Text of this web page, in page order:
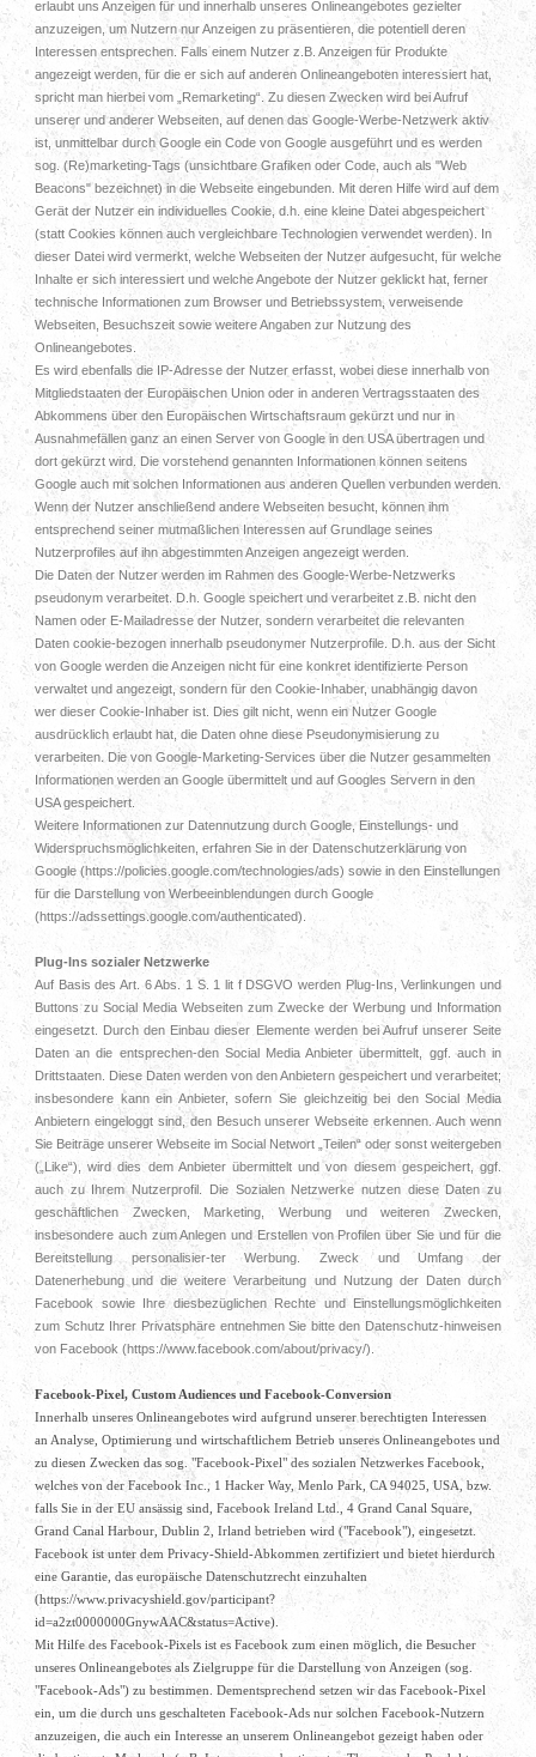
erlaubt uns Anzeigen für und innerhalb unseres Onlineangebotes gezielter
anzuzeigen, um Nutzern nur Anzeigen zu präsentieren, die potentiell deren
Interessen entsprechen. Falls einem Nutzer z.B. Anzeigen für Produkte
angezeigt werden, für die er sich auf anderen Onlineangeboten interessiert hat,
spricht man hierbei vom „Remarketing“. Zu diesen Zwecken wird bei Aufruf
unserer und anderer Webseiten, auf denen das Google-Werbe-Netzwerk aktiv
ist, unmittelbar durch Google ein Code von Google ausgeführt und es werden
sog. (Re)marketing-Tags (unsichtbare Grafiken oder Code, auch als "Web
Beacons" bezeichnet) in die Webseite eingebunden. Mit deren Hilfe wird auf dem
Gerät der Nutzer ein individuelles Cookie, d.h. eine kleine Datei abgespeichert
(statt Cookies können auch vergleichbare Technologien verwendet werden). In
dieser Datei wird vermerkt, welche Webseiten der Nutzer aufgesucht, für welche
Inhalte er sich interessiert und welche Angebote der Nutzer geklickt hat, ferner
technische Informationen zum Browser und Betriebssystem, verweisende
Webseiten, Besuchszeit sowie weitere Angaben zur Nutzung des
Onlineangebotes.
Es wird ebenfalls die IP-Adresse der Nutzer erfasst, wobei diese innerhalb von
Mitgliedstaaten der Europäischen Union oder in anderen Vertragsstaaten des
Abkommens über den Europäischen Wirtschaftsraum gekürzt und nur in
Ausnahmefällen ganz an einen Server von Google in den USA übertragen und
dort gekürzt wird. Die vorstehend genannten Informationen können seitens
Google auch mit solchen Informationen aus anderen Quellen verbunden werden.
Wenn der Nutzer anschließend andere Webseiten besucht, können ihm
entsprechend seiner mutmaßlichen Interessen auf Grundlage seines
Nutzerprofiles auf ihn abgestimmten Anzeigen angezeigt werden.
Die Daten der Nutzer werden im Rahmen des Google-Werbe-Netzwerks
pseudonym verarbeitet. D.h. Google speichert und verarbeitet z.B. nicht den
Namen oder E-Mailadresse der Nutzer, sondern verarbeitet die relevanten
Daten cookie-bezogen innerhalb pseudonymer Nutzerprofile. D.h. aus der Sicht
von Google werden die Anzeigen nicht für eine konkret identifizierte Person
verwaltet und angezeigt, sondern für den Cookie-Inhaber, unabhängig davon
wer dieser Cookie-Inhaber ist. Dies gilt nicht, wenn ein Nutzer Google
ausdrücklich erlaubt hat, die Daten ohne diese Pseudonymisierung zu
verarbeiten. Die von Google-Marketing-Services über die Nutzer gesammelten
Informationen werden an Google übermittelt und auf Googles Servern in den
USA gespeichert.
Weitere Informationen zur Datennutzung durch Google, Einstellungs- und
Widerspruchsmöglichkeiten, erfahren Sie in der Datenschutzerklärung von
Google (https://policies.google.com/technologies/ads) sowie in den Einstellungen
für die Darstellung von Werbeeinblendungen durch Google
(https://adssettings.google.com/authenticated).
Plug-Ins sozialer Netzwerke
Auf Basis des Art. 6 Abs. 1 S. 1 lit f DSGVO werden Plug-Ins, Verlinkungen und
Buttons zu Social Media Webseiten zum Zwecke der Werbung und Information
eingesetzt. Durch den Einbau dieser Elemente werden bei Aufruf unserer Seite
Daten an die entsprechen-den Social Media Anbieter übermittelt, ggf. auch in
Drittstaaten. Diese Daten werden von den Anbietern gespeichert und verarbeitet;
insbesondere kann ein Anbieter, sofern Sie gleichzeitig bei den Social Media
Anbietern eingeloggt sind, den Besuch unserer Webseite erkennen. Auch wenn
Sie Beiträge unserer Webseite im Social Networt „Teilen“ oder sonst weitergeben
(„Like“), wird dies dem Anbieter übermittelt und von diesem gespeichert, ggf.
auch zu Ihrem Nutzerprofil. Die Sozialen Netzwerke nutzen diese Daten zu
geschäftlichen Zwecken, Marketing, Werbung und weiteren Zwecken,
insbesondere auch zum Anlegen und Erstellen von Profilen über Sie und für die
Bereitstellung personalisier-ter Werbung. Zweck und Umfang der
Datenerhebung und die weitere Verarbeitung und Nutzung der Daten durch
Facebook sowie Ihre diesbezüglichen Rechte und Einstellungsmöglichkeiten
zum Schutz Ihrer Privatsphäre entnehmen Sie bitte den Datenschutz-hinweisen
von Facebook (https://www.facebook.com/about/privacy/).
Facebook-Pixel, Custom Audiences und Facebook-Conversion
Innerhalb unseres Onlineangebotes wird aufgrund unserer berechtigten Interessen
an Analyse, Optimierung und wirtschaftlichem Betrieb unseres Onlineangebotes und
zu diesen Zwecken das sog. "Facebook-Pixel" des sozialen Netzwerkes Facebook,
welches von der Facebook Inc., 1 Hacker Way, Menlo Park, CA 94025, USA, bzw.
falls Sie in der EU ansässig sind, Facebook Ireland Ltd., 4 Grand Canal Square,
Grand Canal Harbour, Dublin 2, Irland betrieben wird ("Facebook"), eingesetzt.
Facebook ist unter dem Privacy-Shield-Abkommen zertifiziert und bietet hierdurch
eine Garantie, das europäische Datenschutzrecht einzuhalten
(https://www.privacyshield.gov/participant?
id=a2zt0000000GnywAAC&status=Active).
Mit Hilfe des Facebook-Pixels ist es Facebook zum einen möglich, die Besucher
unseres Onlineangebotes als Zielgruppe für die Darstellung von Anzeigen (sog.
"Facebook-Ads") zu bestimmen. Dementsprechend setzen wir das Facebook-Pixel
ein, um die durch uns geschalteten Facebook-Ads nur solchen Facebook-Nutzern
anzuzeigen, die auch ein Interesse an unserem Onlineangebot gezeigt haben oder